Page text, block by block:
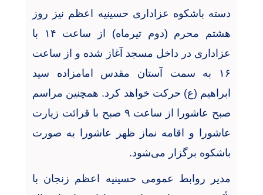
دسته‌ باشکوه عزاداری حسینیه اعظم نیز روز
هشتم محرم (دوم تیرماه) از ساعت ۱۴ با
عزاداری در داخل مسجد آغاز شده و از ساعت
۱۶ به سمت آستان مقدس امامزاده سید
ابراهیم (ع) حرکت خواهد کرد. همچنین مراسم
صبح عاشورا از ساعت ۹ صبح با قرائت زیارت
عاشورا و اقامه نماز ظهر عاشورا به صورت
باشکوه برگزار می‌شود.
مدیر روابط عمومی حسینیه اعظم زنجان با